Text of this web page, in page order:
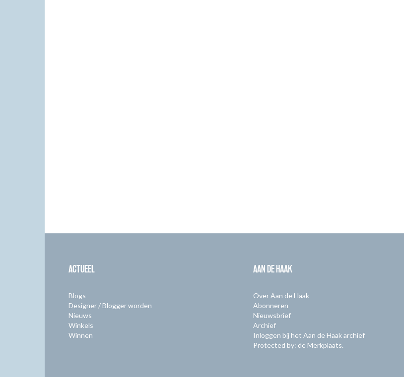
ACTUEEL
Blogs
Designer / Blogger worden
Nieuws
Winkels
Winnen
AAN DE HAAK
Over Aan de Haak
Abonneren
Nieuwsbrief
Archief
Inloggen bij het Aan de Haak archief
Protected by: de Merkplaats.